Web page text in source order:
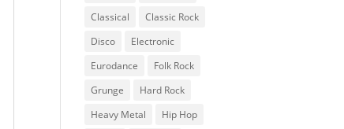
Classical
Classic Rock
Disco
Electronic
Eurodance
Folk Rock
Grunge
Hard Rock
Heavy Metal
Hip Hop